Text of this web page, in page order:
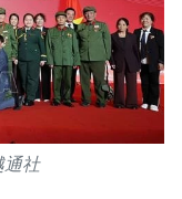
通社